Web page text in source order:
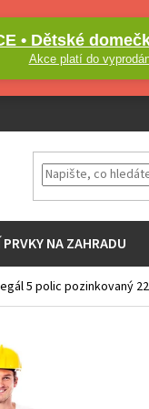
• Dětské
Akce platí do
PRVKY NA ZAHRADU
5 polic pozinkovaný